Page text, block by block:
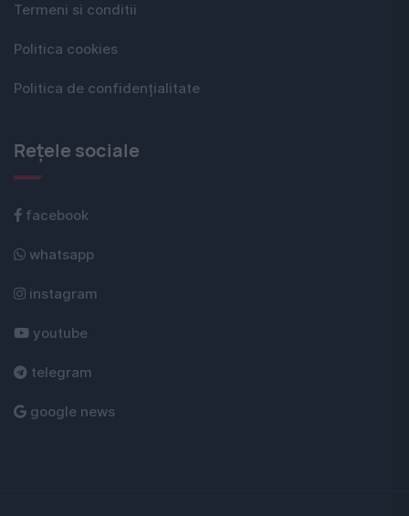
Termeni si conditii
Politica cookies
Politica de confidențialitate
Rețele sociale
facebook
whatsapp
instagram
youtube
telegram
google news